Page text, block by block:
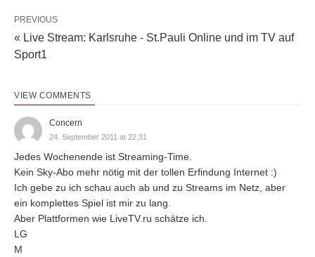
PREVIOUS
« Live Stream: Karlsruhe - St.Pauli Online und im TV auf
Sport1
VIEW COMMENTS
Concern
24. September 2011 at 22:31
Jedes Wochenende ist Streaming-Time.
Kein Sky-Abo mehr nötig mit der tollen Erfindung Internet :)
Ich gebe zu ich schau auch ab und zu Streams im Netz, aber
ein komplettes Spiel ist mir zu lang.
Aber Plattformen wie LiveTV.ru schätze ich.
LG
M